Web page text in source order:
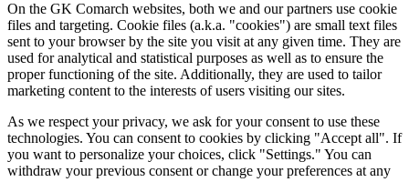
On the GK Comarch websites, both we and our partners use cookie
files and targeting. Cookie files (a.k.a. "cookies") are small text files
sent to your browser by the site you visit at any given time. They are
used for analytical and statistical purposes as well as to ensure the
proper functioning of the site. Additionally, they are used to tailor
marketing content to the interests of users visiting our sites.
As we respect your privacy, we ask for your consent to use these
technologies. You can consent to cookies by clicking "Accept all". If
you want to personalize your choices, click "Settings." You can
withdraw your previous consent or change your preferences at any